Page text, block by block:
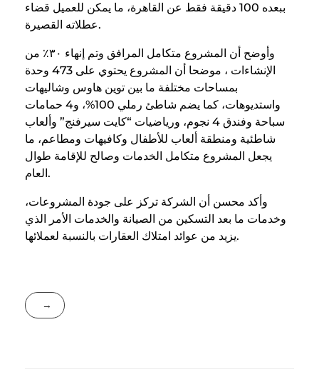
ببعده 100 دقيقة فقط عن القاهرة، ما يمكن للعميل قضاء
عطلاته القصيرة.
وأوضح أن المشروع متكامل المرافق وتم إنهاء ٣٠٪ من
الإنشاءات ، موضحا أن المشروع يحتوي على 473 وحدة
بمساحات مختلفة ما بين توين هاوس وشاليهات
واستديوهات، كما يضم شاطئ رملي 100%، و4 حمامات
سباحة وفندق 4 نجوم، ورياضيات “كايت سيرفنج” وألعاب
شاطئية ومنطقة ألعاب للأطفال وكافيهات ومطاعم، ما
يجعل المشروع متكامل الخدمات وصالح للإقامة طوال
العام.
وأكد محسن أن الشركة تركز على جودة المشروعات،
وخدمات ما بعد التسكين من الصيانة والخدمات الأمر الذي
يزيد من عوائد امتلاك العقارات بالنسبة لعملائها.